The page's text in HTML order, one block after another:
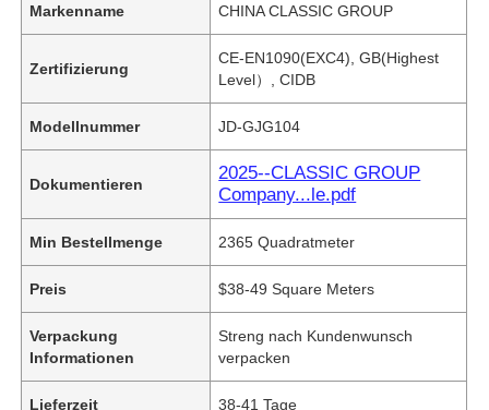
Markenname CHINA CLASSIC GROUP
Zertifizierung
CE-EN1090(EXC4), GB(Highest
Level）, CIDB
Modellnummer JD-GJG104
Dokumentieren
2025--CLASSIC GROUP
Company...le.pdf
Min Bestellmenge 2365 Quadratmeter
Preis $38-49 Square Meters
Verpackung
Informationen
Streng nach Kundenwunsch
verpacken
Lieferzeit 38-41 Tage